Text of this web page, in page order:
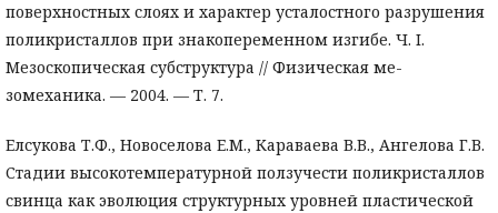
поверхностных слоях и характер усталостного разрушения
поликристаллов при знакопеременном изгибе. Ч. I.
Мезоскопическая субструктура // Физическая ме-
зомеханика. — 2004. — Т. 7.
Елсукова Т.Ф., Новоселова Е.М., Караваева В.В., Ангелова Г.В.
Стадии высокотемпературной ползучести поликристаллов
свинца как эволюция структурных уровней пластической